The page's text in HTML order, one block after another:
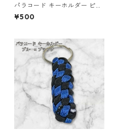
パラコード キーホルダー ピン
ク グレー 編み込み s28
¥500